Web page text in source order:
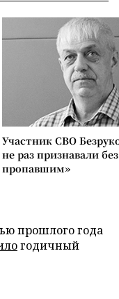
Участник СВО
не раз признавали
пропавшим»
прошлого года
годичный